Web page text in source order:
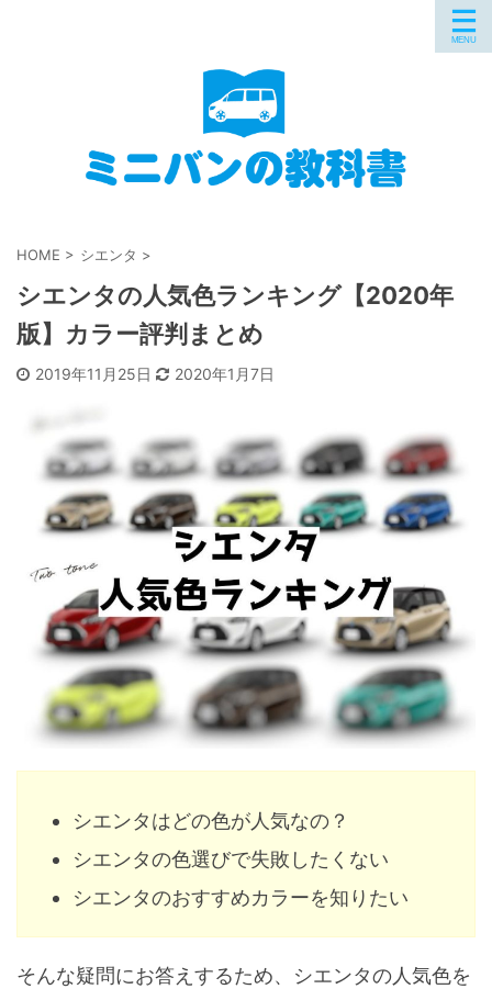
HOME > シエンタ >
シエンタの人気色ランキング【2020年
版】カラー評判まとめ
2019年11月25日 2020年1月7日
シエンタはどの色が人気なの？
シエンタの色選びで失敗したくない
シエンタのおすすめカラーを知りたい
そんな疑問にお答えするため、シエンタの人気色を